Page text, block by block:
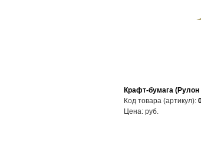
Крафт-бумага (Рулон
Код товара (артикул):
Цена: руб.